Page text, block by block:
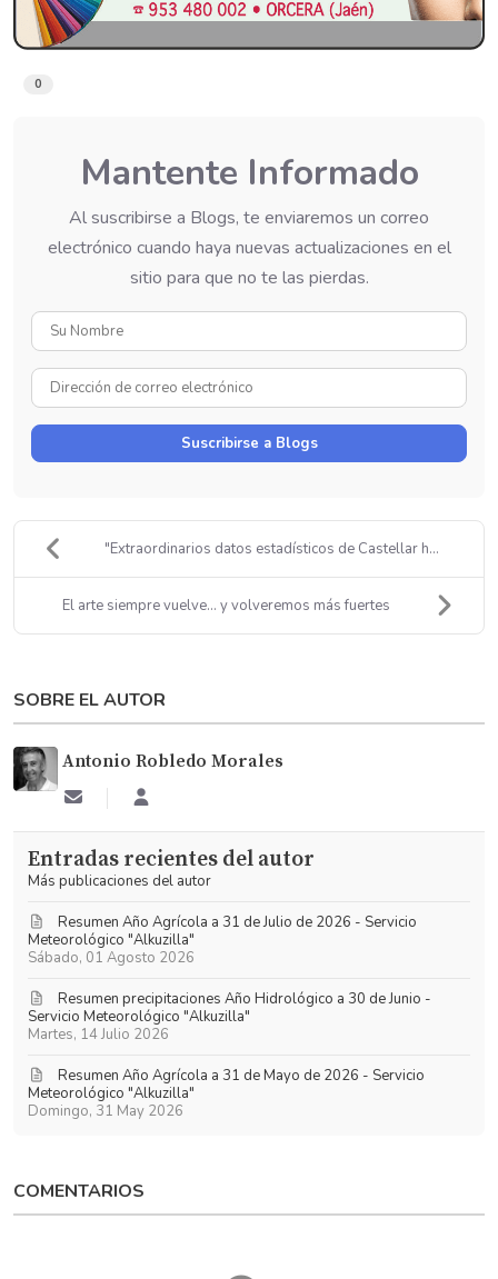
0
Mantente Informado
Al suscribirse a Blogs, te enviaremos un correo
electrónico cuando haya nuevas actualizaciones en el
sitio para que no te las pierdas.
Nombre
Dirección
de
correo
Suscribirse a Blogs
"Extraordinarios datos estadísticos de Castellar h...
El arte siempre vuelve... y volveremos más fuertes
SOBRE EL AUTOR
Antonio Robledo Morales
Suscribirse
las
actualizaciones
Morales
Entradas recientes del autor
Más publicaciones del autor
Sábado, 01 Agosto 2026
Resumen Año Agrícola a 31 de Julio de 2026 - Servicio
Meteorológico "Alkuzilla"
Martes, 14 Julio 2026
Resumen precipitaciones Año Hidrológico a 30 de Junio -
Servicio Meteorológico "Alkuzilla"
Domingo, 31 May 2026
Resumen Año Agrícola a 31 de Mayo de 2026 - Servicio
Meteorológico "Alkuzilla"
COMENTARIOS